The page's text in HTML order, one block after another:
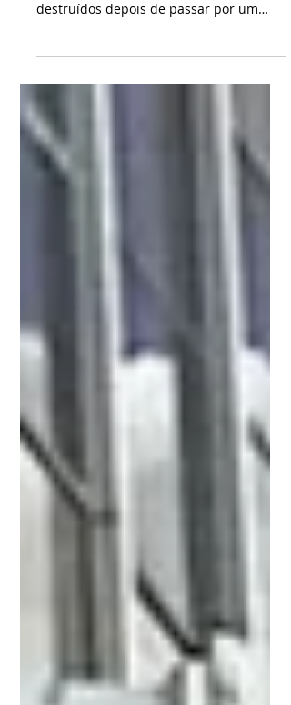
Um motorista de 27 anos percorreu
Polícia Rodoviária Federal durante uma
perseguição na BR-277, em Guarapuava,
na manhã de sábado (18). Ele foi preso
em flagrante por tráfico de drogas,
desobediência e direção perigosa Foto:
Divulgação Segundo a PRF, a equipe